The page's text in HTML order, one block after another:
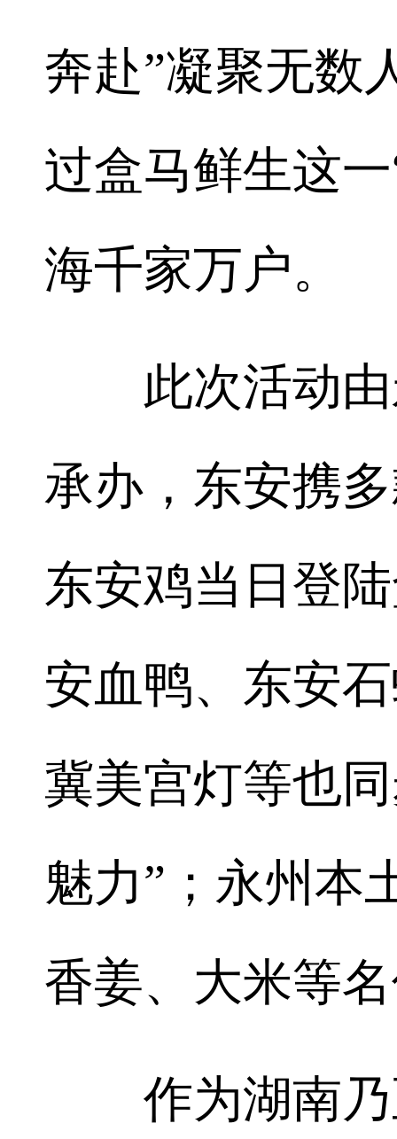
奔赴”凝聚无数
过盒马鲜生这
海千家万户。
此次活动由
承办，东安携
东安鸡当日登
安血鸭、东安
冀美宫灯等也
魅力”；永州本
香姜、大米等
作为湖南乃